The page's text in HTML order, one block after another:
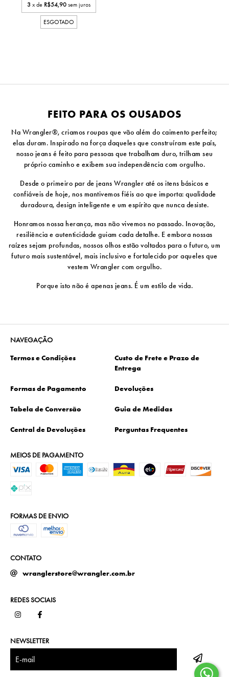
3 x de R$54,90 sem juros
ESGOTADO
FEITO PARA OS OUSADOS
Na Wrangler®, criamos roupas que vão além do caimento perfeito;
elas duram. Inspirado na força daqueles que construíram este país,
nosso jeans é feito para pessoas que trabalham duro, trilham seu
próprio caminho e exibem sua independência com orgulho.
Desde o primeiro par de jeans Wrangler até os itens básicos e
confiáveis ​​de hoje, nos mantivemos fiéis ao que importa: qualidade
duradoura, design inteligente e um espírito que nunca desiste.
Honramos nossa herança, mas não vivemos no passado. Inovação,
resiliência e autenticidade guiam cada detalhe. E embora nossas
raízes sejam profundas, nossos olhos estão voltados para o futuro, um
futuro mais sustentável, mais inclusivo e fortalecido por aqueles que
vestem Wrangler com orgulho.
Porque isto não é apenas jeans. É um estilo de vida.
NAVEGAÇÃO
Termos e Condições
Custo de Frete e Prazo de
Entrega
Formas de Pagamento Devoluções
Tabela de Conversão Guia de Medidas
Central de Devoluções Perguntas Frequentes
MEIOS DE PAGAMENTO
FORMAS DE ENVIO
CONTATO
wranglerstore@wrangler.com.br
REDES SOCIAIS
NEWSLETTER